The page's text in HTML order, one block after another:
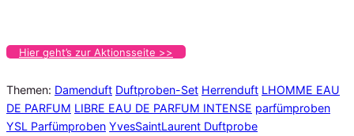
Hier geht’s zur Aktionsseite >>
Themen: Damenduft Duftproben-Set Herrenduft LHOMME EAU
DE PARFUM LIBRE EAU DE PARFUM INTENSE parfümproben
YSL Parfümproben YvesSaintLaurent Duftprobe